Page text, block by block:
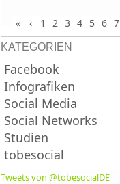
« ‹ 1 2 3 4 5 6 7
KATEGORIEN
Facebook
Infografiken
Social Media
Social Networks
Studien
tobesocial
Tweets von @tobesocialDE